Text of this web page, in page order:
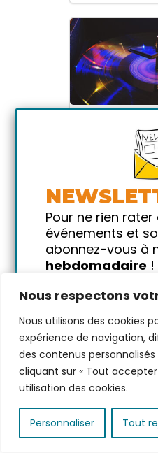
Nous respectons
Nous utilisons des cookies
expérience de navigation,
des contenus
cliquant sur « Tout
utilisation des cookies.
Personnaliser Tout
Salsa/
Cours
avec
dansemusique
dimanche
2026
16h00 →
rythme de la
12 €
par personne
20places
VOIR PLUS
→
Pour ne rien
événements et
abonnez-vous à
hebdomadaire !
!
Votre email